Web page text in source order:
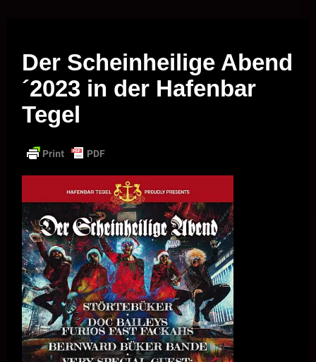
Der Scheinheilige Abend
´2023 in der Hafenbar
Tegel